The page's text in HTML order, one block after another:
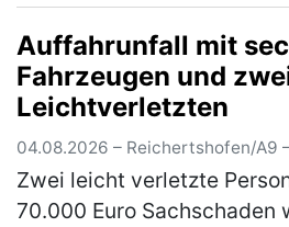
Auffahrunfall mit
Fahrzeugen und
Leichtverletzten
04.08.2026 – Reichertshofen/A9
Zwei leicht verletzte
70.000 Euro Sachschaden